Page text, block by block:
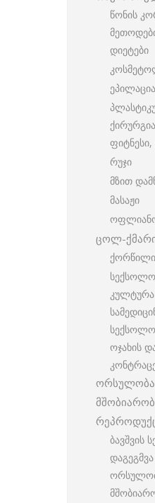
წონის
დიეტები
ეპილაცია
ქირურგია
ფიტნესი,
რუჯი
მზით
მასაჟი
ცოლ-
ოჯახის
ბავშვის
დაგეგმვა